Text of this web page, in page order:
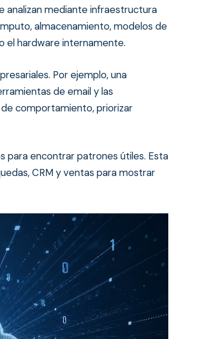
analizan mediante infraestructura
almacenamiento, modelos de
el hardware internamente.
Por ejemplo, una
de email y las
comportamiento, priorizar
para encontrar patrones útiles. Esta
CRM y ventas para mostrar